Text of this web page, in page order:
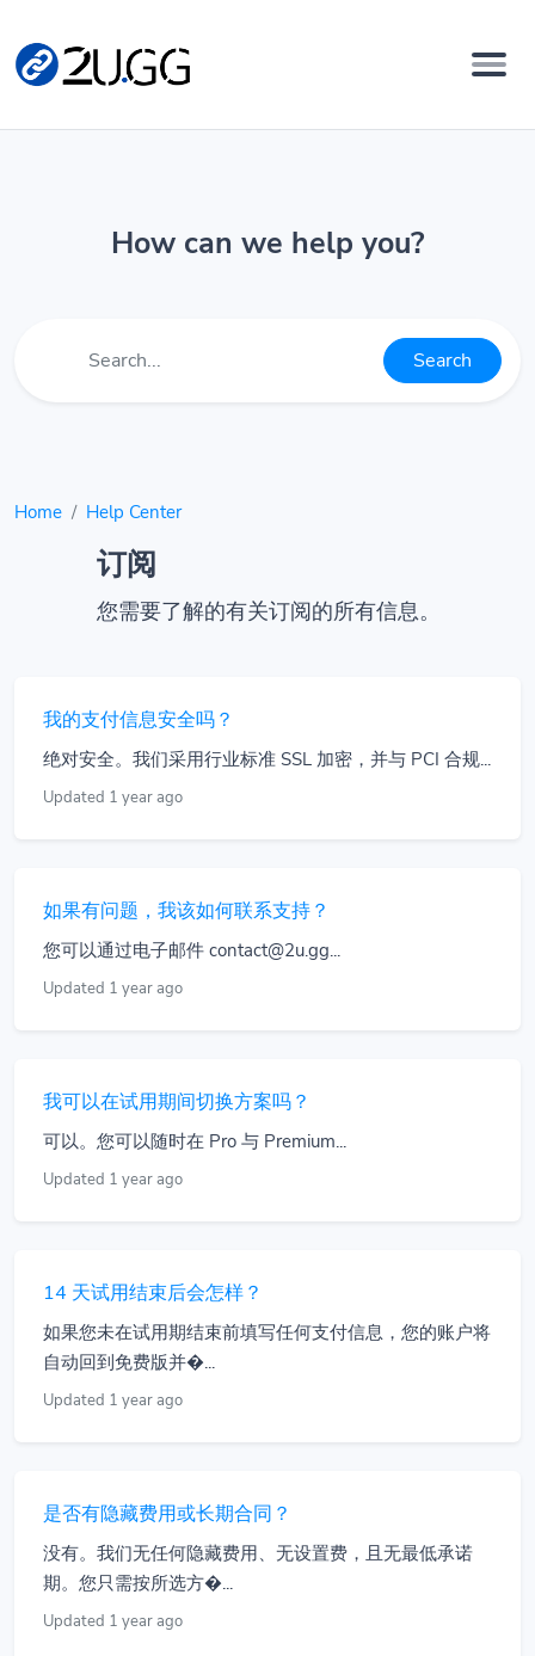
How can we help you?
Search
Home Help Center
订阅
您需要了解的有关订阅的所有信息。
我的支付信息安全吗？
绝对安全。我们采用行业标准 SSL 加密，并与 PCI 合规...
Updated 1 year ago
如果有问题，我该如何联系支持？
您可以通过电子邮件 contact@2u.gg...
Updated 1 year ago
我可以在试用期间切换方案吗？
可以。您可以随时在 Pro 与 Premium...
Updated 1 year ago
14 天试用结束后会怎样？
如果您未在试用期结束前填写任何支付信息，您的账户将
自动回到免费版并�...
Updated 1 year ago
是否有隐藏费用或长期合同？
没有。我们无任何隐藏费用、无设置费，且无最低承诺
期。您只需按所选方�...
Updated 1 year ago